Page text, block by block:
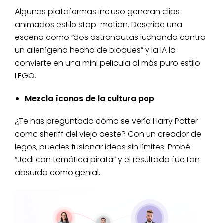
Algunas plataformas incluso generan clips
animados estilo stop-motion. Describe una
escena como “dos astronautas luchando contra
un alienígena hecho de bloques” y la IA la
convierte en una mini película al más puro estilo
LEGO.
Mezcla íconos de la cultura pop
¿Te has preguntado cómo se vería Harry Potter
como sheriff del viejo oeste? Con un creador de
legos, puedes fusionar ideas sin límites. Probé
“Jedi con temática pirata” y el resultado fue tan
absurdo como genial.